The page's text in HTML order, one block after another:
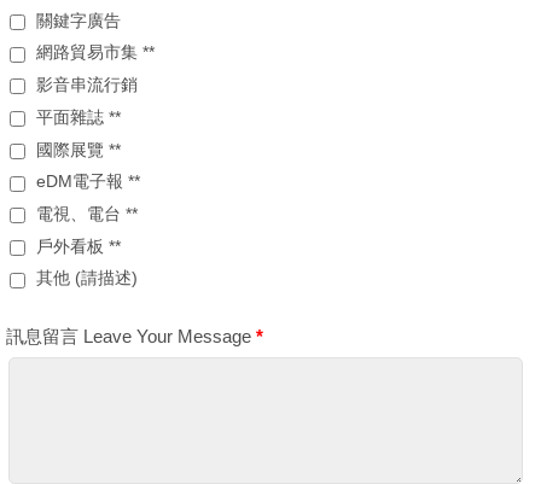
關鍵字廣告
網路貿易市集 **
影音串流行銷
平面雜誌 **
國際展覽 **
eDM電子報 **
電視、電台 **
戶外看板 **
其他 (請描述)
訊息留言 Leave Your Message *